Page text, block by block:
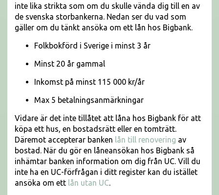
inte lika strikta som om du skulle vända dig till en av
de svenska storbankerna. Nedan ser du vad som
gäller om du tänkt ansöka om ett lån hos Bigbank.
Folkbokförd i Sverige i minst 3 år
Minst 20 år gammal
Inkomst på minst 115 000 kr/år
Max 5 betalningsanmärkningar
Vidare är det inte tillåtet att låna hos Bigbank för att
köpa ett hus, en bostadsrätt eller en tomträtt.
Däremot accepterar banken lån till renovering av
bostad. När du gör en låneansökan hos Bigbank så
inhämtar banken information om dig från UC. Vill du
inte ha en UC-förfrågan i ditt register kan du istället
ansöka om ett lån utan UC.